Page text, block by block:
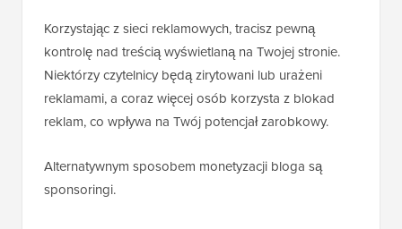
Korzystając z sieci reklamowych, tracisz pewną
kontrolę nad treścią wyświetlaną na Twojej stronie.
Niektórzy czytelnicy będą zirytowani lub urażeni
reklamami, a coraz więcej osób korzysta z blokad
reklam, co wpływa na Twój potencjał zarobkowy.
Alternatywnym sposobem monetyzacji bloga są
sponsoringi.